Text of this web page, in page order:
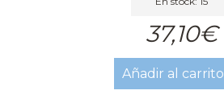
37,10€
Añadir al carrito